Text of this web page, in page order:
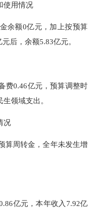
用情况
额0亿元，加上按预算
后，余额5.83亿元。
0.46亿元，预算调整时
领域支出。
况
周转金，全年未发生增
亿元，本年收入7.92亿